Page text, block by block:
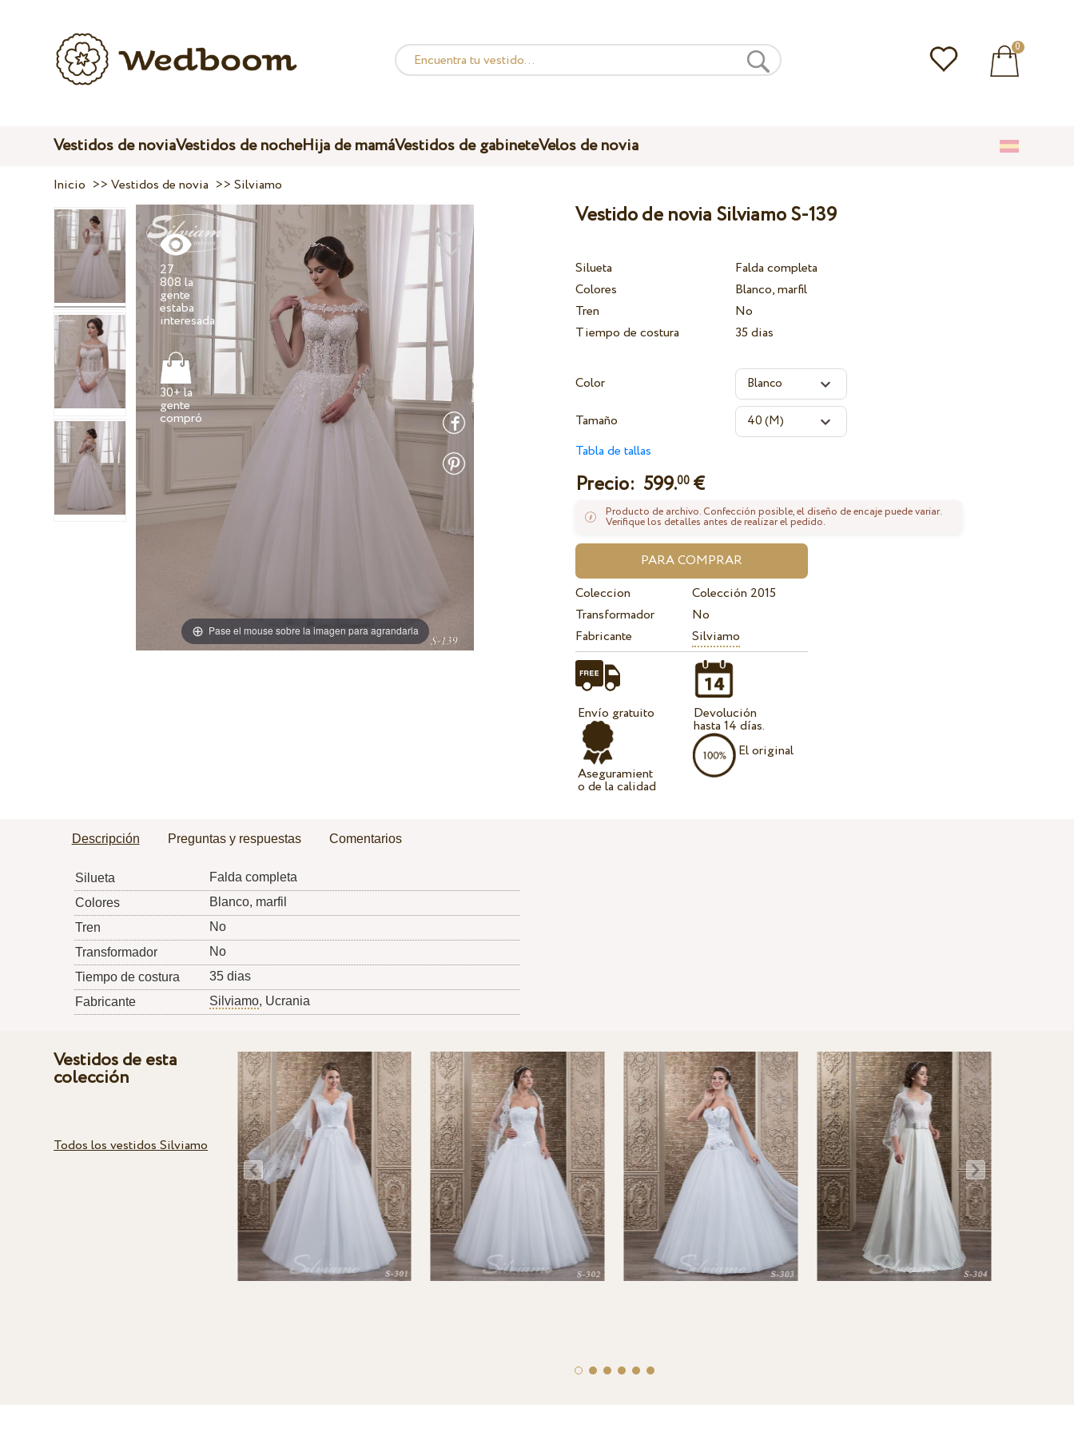
0
Vestidos de noviaVestidos de nocheHija de mamáVestidos de gabineteVelos de novia
Inicio >>Vestidos de novia >>Silviamo
Pase el mouse sobre la imagen para agrandarla
27
808 la
gente
estaba
interesada
30+ la
gente
Vestido de novia Silviamo S-139
Silueta
Falda completa
Colores
Blanco, marfil
Tren
No
Tiempo de costura
35 dias
Color
Tamaño
Tabla de tallas
Precio: 599.00 €
Producto de archivo. Confección posible, el diseño de encaje puede variar.
Verifique los detalles antes de realizar el pedido.
Coleccion
Colección 2015
Transformador
No
Fabricante
Silviamo
Envío gratuito
Aseguramient
o de la calidad
Devolución
hasta 14 días.
El original
Descripción Preguntas y respuestas Comentarios
Silueta
Falda completa
Colores
Blanco, marfil
Tren
No
Transformador
No
Tiempo de costura
35 dias
Fabricante
Silviamo, Ucrania
Vestidos de esta
colección
Todos los vestidos Silviamo